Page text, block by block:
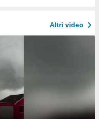
Altri video